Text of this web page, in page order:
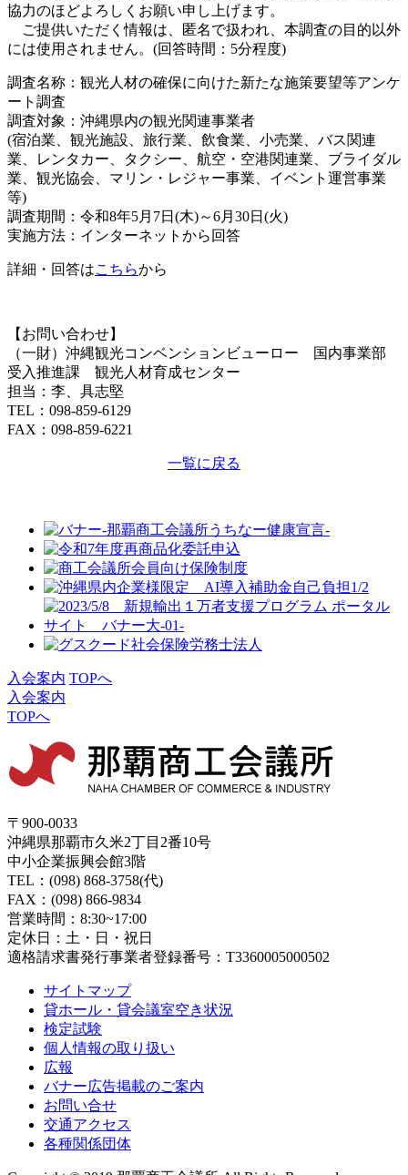
協力のほどよろしくお願い申し上げます。
ご提供いただく情報は、匿名で扱われ、本調査の目的以外
には使用されません。(回答時間：5分程度)
調査名称：観光人材の確保に向けた新たな施策要望等アンケ
ート調査
調査対象：沖縄県内の観光関連事業者
(宿泊業、観光施設、旅行業、飲食業、小売業、バス関連
業、レンタカー、タクシー、航空・空港関連業、ブライダル
業、観光協会、マリン・レジャー事業、イベント運営事業
等)
調査期間：令和8年5月7日(木)～6月30日(火)
実施方法：インターネットから回答
詳細・回答はこちらから
【お問い合わせ】
（一財）沖縄観光コンベンションビューロー 国内事業部
受入推進課 観光人材育成センター
担当：李、具志堅
TEL：098-859-6129
FAX：098-859-6221
一覧に戻る
入会案内 TOPへ
入会案内
TOPへ
〒900-0033
沖縄県那覇市久米2丁目2番10号
中小企業振興会館3階
TEL：(098) 868-3758(代)
FAX：(098) 866-9834
営業時間：8:30~17:00
定休日：土・日・祝日
適格請求書発行事業者登録番号：T3360005000502
サイトマップ
貸ホール・貸会議室空き状況
検定試験
個人情報の取り扱い
広報
バナー広告掲載のご案内
お問い合せ
交通アクセス
各種関係団体